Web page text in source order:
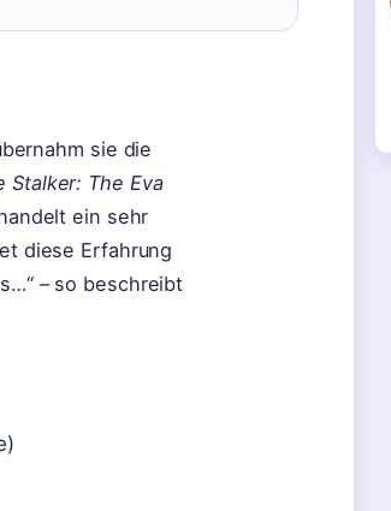
sie die
Stalker: The Eva
ein sehr
diese Erfahrung
– so beschreibt